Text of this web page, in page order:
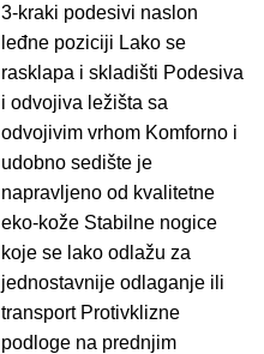
3-kraki podesivi naslon
leđne poziciji Lako se
rasklapa i skladišti Podesiva
i odvojiva ležišta sa
odvojivim vrhom Komforno i
udobno sedište je
napravljeno od kvalitetne
eko-kože Stabilne nogice
koje se lako odlažu za
jednostavnije odlaganje ili
transport Protivklizne
podloge na prednjim